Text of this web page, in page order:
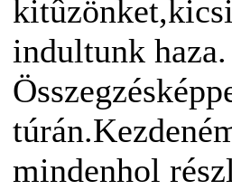
indultunk haza.
mindenhol